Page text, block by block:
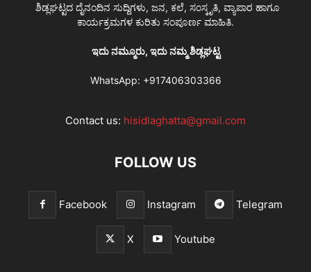
ಶಿಡ್ಲಘಟ್ಟದ ದೈನಂದಿನ ಸುದ್ದಿಗಳು, ಜನ, ಕಲೆ, ಸಂಸ್ಕೃತಿ, ವ್ಯಾಪಾರ ಹಾಗೂ
ಕಾರ್ಯಕ್ರಮಗಳ ಕುರಿತು ಸಂಪೂರ್ಣ ಮಾಹಿತಿ.
ಇದು ನಮ್ಮೂರು, ಇದು ನಮ್ಮ ಶಿಡ್ಲಘಟ್ಟ
WhatsApp: +917406303366
Contact us: hisidlaghatta@gmail.com
FOLLOW US
Facebook Instagram Telegram
X Youtube